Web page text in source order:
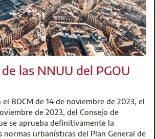
Leer más
de formación y servicios de asesoría
Son las tres grandes ventajas,
del convenio de colaboración
Colegio y la multinacional sueca
Leer más
que nos estáis mostrando
Seguimos trabajando para resolver la
45 00las NNUU del PGOU
BOCM de 14 de noviembre de 2023, el
de 2023, del Consejo de
se aprueba definitivamente la
normas urbanísticas del Plan General de